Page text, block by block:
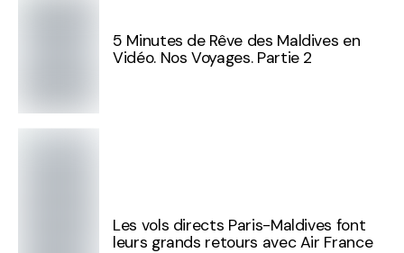
5 Minutes de Rêve des Maldives en
Vidéo. Nos Voyages. Partie 2
Les vols directs Paris-Maldives font
leurs grands retours avec Air France